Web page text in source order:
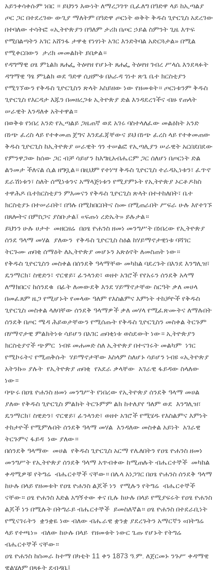
አይንቀሳቀሱም ነበር ። ይህንን እውነት ለማረጋገጥ ቢፈለግ በዓድዋ ላይ ከኢጣልያ
ጦር ጋር በተደረገው ውጊያ ማለትም በዓድዋ ጦርነት ወቅት ቅዱስ ጊዮርጊስ አደረገው
በተባለው ተሳትፎ «ኢትዮጵያን በዓለም ታሪክ በጦር ኃይል ስምንት ጊዜ እጥፍ
የሚበልጣትን አገር አሸንፋ ታዋቂ የነፃነት አገር እንድትባል አድርጓታል» በሚል
የሚቀርበውን ታሪክ መመልከት ይበቃል።
የዳግማዊ ዐፄ ምኒልክ ጸሐፌ ትዕዛዝ የሆኑት ጸሐፌ ትዕዛዝ ገብረ ሥላሴ እንደጻፉት
ዳግማዊ ዓፄ ምኒልክ ወደ ዓድዋ ሲዘምቱ በአራዳ ገነተ ጽጌ ቤተ ክርስቲያን
የሚገኘውን የቅዱስ ጊዮርጊስን ጽላት አስይዘው ነው የዘመቱት። ጦርነቱንም ቅዱስ
ጊዮርጊስ የእርዳታ እጁን በመዘረጋቱ ኢትዮጵያ ድል እንዳደረገችና ብዙ የጠላት
ሠራዊት እንዳለቀ አትተዋል።
በወቅቱ የነበረ አንድ የኢጣልይ ጋዜጠኛ ወደ አገሩ ባስተላለፈው መልዕክት አንድ
በነጭ ፈረስ ላይ የተቀመጠ ጀግና እንደፈጃቸውና ይህ በነጭ ፈረስ ላይ የተቀመጠው
ቅዱስ ጊዮርጊስ ከኢትዮጵያ ሠራዊት ጎን ተሠልፎ የኢጣሊያን ሠራዊት አርበደበደው
የምንዋጋው ከሰው ጋር ብቻ ሳይሆን ከእግዚአብሔርም ጋር ሰለሆነ በጦርነት ድል
ልንመታ ችለናል ሲል ዘግቧል። በዚህም የተነሣ ቅዱስ ጊዮርጊስ ተራዳኢነቱን፣ ፈጥኖ
ደራሽነቱን፣ ስለት ሰሚነቱንና አማላጅነቱን የሚያምኑት የኢትዮጵያ ኦርቶዶክስ
ተዋሕዶ ቤተክርስቲያን ምእመናን የቅዱስ ጊዮርጊስ ጽላት በተተከለበት፣ ቤተ
ክርስቲያኑ በተሠራበት፣ በዓሉ በሚከበርበትና ስሙ በሚጠራበት ሥፍራ ሁሉ እየተገኙ
በጸሎትና በምስጋና ያስቡታል፤ «ፍጡነ ረድኤት» ይሉታል።
ይህንን ሁሉ ሀታተ መዘርዘሬ በዐፄ ዮሐንስ ዘመነ መንግሥት በነበረው የኢትዮጵያ
ሰንደ ዓላማ መሃል ያለውን የቅዱስ ጊዮርጊስ ስዕል ከሃይማኖታዊነቱ ባሻገር
ትርጉሙ ጠባቂ ሰማዕት ለኢትዮጵያ መሆኑን አጽዕኖት ለመስጠት ነው።
የቅዱስ ጊዮርጊስን መስቀል በሰንደቅ ዓላማቸው መካከል ባደረጉት በእንደ እንግሊዝ፣
ዴንማርክ፣ ስዊድን፣ ኖርዌይ፣ ፊንላንድ፣ ወዘተ አገሮች የየአሩን ሰንደቅ አላማ
ለማክበርና ከሰንደቁ በፊት ለመውደቅ እንደ ሃይማኖታቸው ስርዓት ቃለ መሀላ
በመፈጸም ዜጋ የሚሆኑት የመላው ዓለም የእስልምና እምነት ተከቻዮች የቅዱስ
ጊዮርጊስ መስቀል ላለባቸው ሰንደቅ ዓላማዎች ቃለ መሃላ የሚፈጽሙትና ለማሉበት
ሰንደቅ በጦር ሜዳ ሕይወታቸውን የሚሰጡት የቅዱስ ጊዮርጊስን መስቀል ትርጉም
በሃማኖታዊ ምልክትነቱ ሳይሆን በአገር ጠባቂነቱ ወስደውት ነው። ኢትዮጵያን
ክርስቲያኖች ጭምር ነብዩ መሐመድ ስለ ኢትዮጵያ በተናገሩት መልካም ነገር
የሚኮሩትና የሚጠቅሱት ሃይማኖታቸው እስላም ስለሆኑ ሳይሆን ነብዩ «ኢትዮጵያ
አትንኩ» ያሉት የኢትዮጵያ ጠባቂ የአደራ ቃላቸው አገራዊ ፋይዳው ስላለው
ነው።
ባጭሩ በዐፄ ዮሐንስ ዘመነ መንግሥት የነበረው የኢትዮጵያ ሰንደቅ ዓላማ መሀል
ያለው የቅዱስ ጊዮርጊስ ምልክት ትርጉምም ልክ ከተለያየ ዓለም ወደ እንግሊዝ፣
ዴንማርክ፣ ስዊድን፣ ኖርዌይ፣ ፊንላንድ፣ ወዘተ አገሮች የሚሄዱ የእስልምና እምነት
ተከታዮች የሚምሉበት ሰንደቅ ዓላማ መሃል እንዳለው መስቀል አይነት አገራዊ
ትርጉምና ፋይዳ ነው ያለው።
በሰንደቅ ዓላማው መሀል የቅዱስ ጊዮርጊስ አርማ የሌለበትን የዐፄ ዮሐንስ ዘመነ
መንግሥት የኢትዮጵያ ሰንደቅ ዓላማ አጥብቀው ከሚጠሉት ብሔርተኞች መካከል
ቀዳሚዎቹ የትግሬ ብሔርተኞች ናቸው። በሌላ አነጋገር በዐፄ ዮሐንስ ሰንደቅ ዓላማ
ከሁሉ በላይ የዘመቱት የዐፄ ዮሐንስ ልጆች ነን የሚሉን የትግሬ ብሔርተኞች
ናቸው። ዐፄ ዮሐንስ እድል አግኝተው ቀና ቢሉ ከሁሉ በላይ የሚያፍሩት የዐፄ ዮሐንስ
ልጆች ነን በሚሉት በትግራይ ብሔርተኞች ይመስለኛል። ዐፄ ዮሐንስ በተደራቢነት
የሚናገሩትን ቋንቋዬ ነው ብለው ብሔራዊ ቋንቋ ያደረጉትን አማርኛን «በትግሬ
ላይ የተጫነ» ብለው ከሁሉ በላይ የዘመቱት ነውር ጌጡ የሆኑት የትግሬ
ብሔርተኞች ናቸው።
ዐፄ ዮሐንስ ከሰመራ ከተማ በካቲት 11 ቀን 1873 ዓ.ም. ለጀርመኑ ንጉሥ ቀዳማዊ
ዊልሄለም በጻፉት ደብዳቤ፤